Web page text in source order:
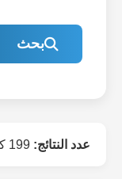
بحث
عدد النتائج: